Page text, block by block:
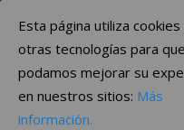
contenido
The Borderline Music
King Gizzard
Wizard
Esta página utiliza cookies
otras tecnologías para que
podamos mejorar su
en nuestros sitios: Más
información.